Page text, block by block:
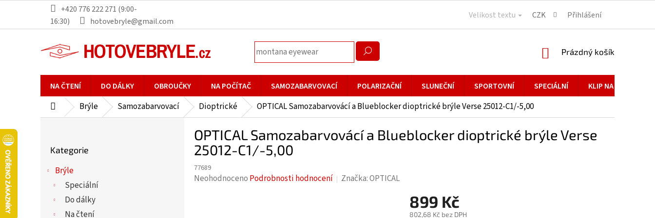
obsah
+420 776 222 271 (9:00-
16:30)
hotovebryle@gmail.com
Velikost textu CZK Přihlášení
NÁKUPNÍ
Prázdný košík
NA ČTENÍ DO DÁLKY OBROUČKY NA POČÍTAČ SAMOZABARVOVACÍ POLARIZAČNÍ SLUNEČNÍ SPORTOVNÍ SPECIÁLNÍ KLIP NA BRÝLE
DomůBrýle Samozabarvovací Dioptrické OPTICAL Samozabarvovácí a Blueblocker dioptrické brýle Verse 25012-C1/-5,00
kategorie
Kategorie
Brýle
Speciální
Do dálky
Na čtení
OPTICAL Samozabarvovácí a Blueblocker dioptrické brýle Verse
25012-C1/-5,00
77689
Průměrné
Neohodnoceno Podrobnosti hodnocení Značka:OPTICAL
899 Kč
802,68 Kč bez DPH